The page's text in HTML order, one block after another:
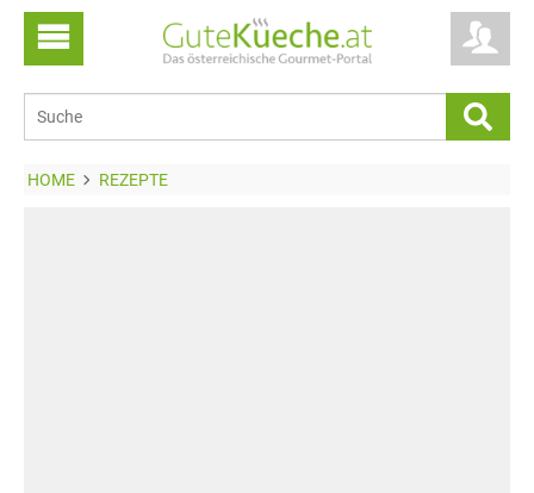
HOME REZEPTE